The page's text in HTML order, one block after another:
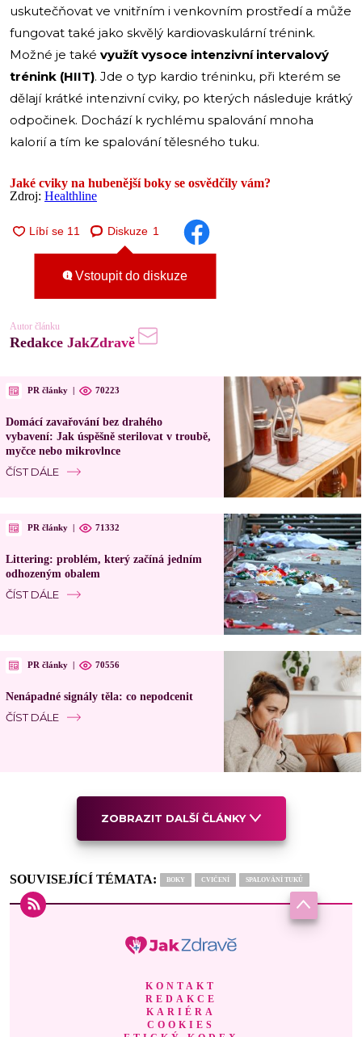
uskutečňovat ve vnitřním i venkovním prostředí a může
fungovat také jako skvělý kardiovaskulární trénink.
Možné je také využít vysoce intenzivní intervalový
trénink (HIIT). Jde o typ kardio tréninku, při kterém se
dělají krátké intenzivní cviky, po kterých následuje krátký
odpočinek. Dochází k rychlému spalování mnoha
kalorií a tím ke spalování tělesného tuku.
Jaké cviky na hubenější boky se osvědčily vám?
Zdroj: Healthline
Diskuze 1
Vstoupit do diskuze
Autor článku
Redakce JakZdravě
PR články 70223
Domácí zavařování bez drahého
vybavení: Jak úspěšně sterilovat v troubě,
myčce nebo mikrovlnce
ČÍST DÁLE
PR články 71332
Littering: problém, který začíná jedním
odhozeným obalem
ČÍST DÁLE
PR články 70556
Nenápadné signály těla: co nepodcenit
ČÍST DÁLE
ZOBRAZIT DALŠÍ ČLÁNKY
SOUVISEJÍCÍ TÉMATA: BOKY CVIČENÍ SPALOVÁNÍ TUKŮ
KONTAKT
REDAKCE
KARIÉRA
COOKIES